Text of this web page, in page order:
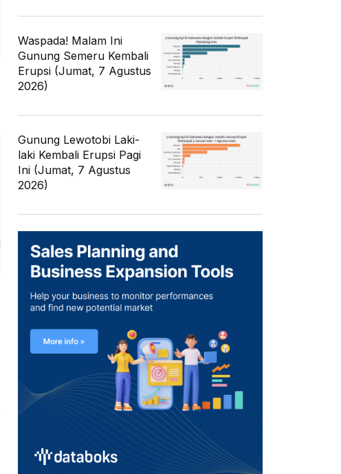
Waspada! Malam Ini
Gunung Semeru Kembali
Erupsi (Jumat, 7 Agustus
2026)
Gunung Lewotobi Laki-
laki Kembali Erupsi Pagi
Ini (Jumat, 7 Agustus
2026)